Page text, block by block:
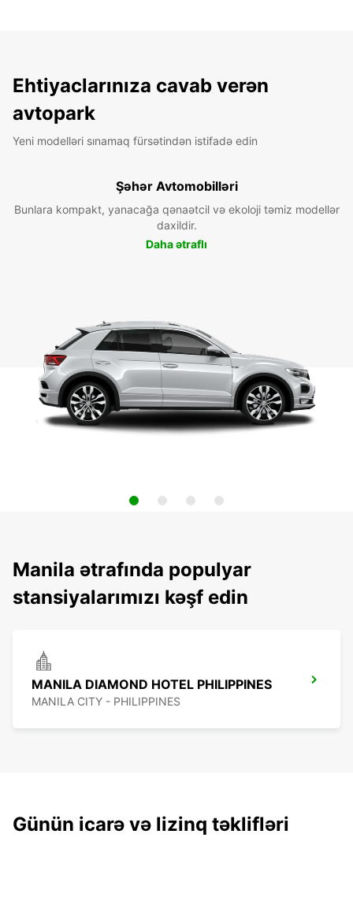
Ehtiyaclarınıza cavab verən
avtopark
Yeni modelləri sınamaq fürsətindən istifadə edin
Şəhər Avtomobilləri
Bunlara kompakt, yanacağa qənaətcil və ekoloji təmiz modellər
daxildir.
Daha ətraflı
Manila ətrafında populyar
stansiyalarımızı kəşf edin
MANILA DIAMOND HOTEL PHILIPPINES
MANILA CITY - PHILIPPINES
Günün icarə və lizinq təklifləri